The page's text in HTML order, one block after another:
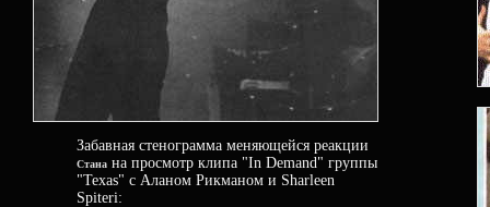
Забавная стенограмма меняющейся реакции
Стана на просмотр клипа "In Demand" группы
"Texas" c Аланом Рикманом и Sharleen
Spiteri: